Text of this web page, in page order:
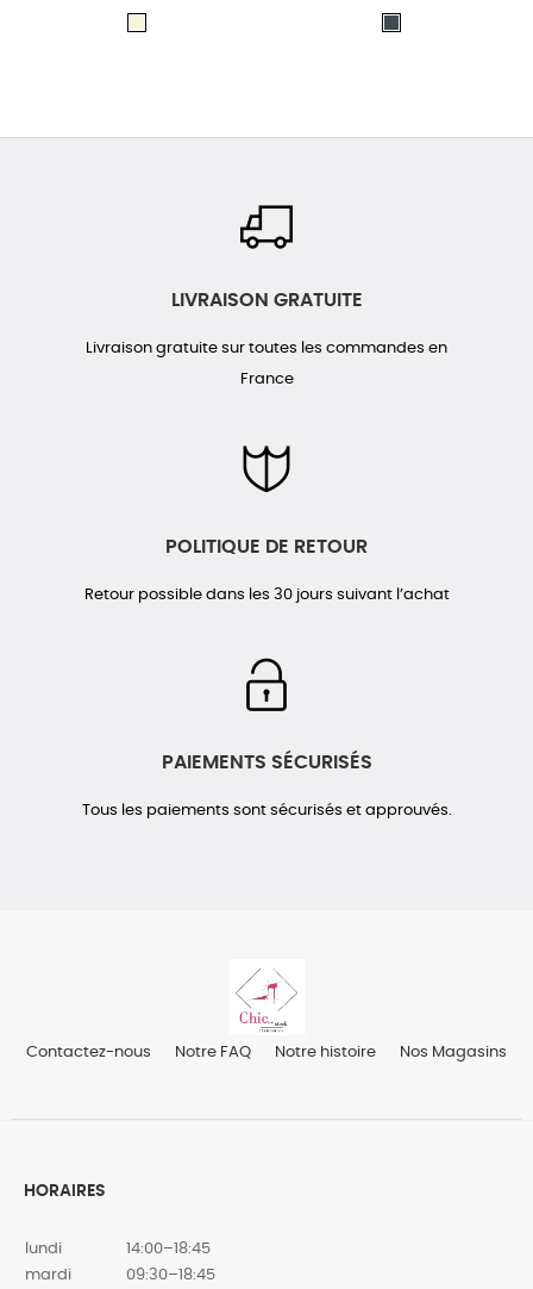
LIVRAISON GRATUITE
Livraison gratuite sur toutes les commandes en
France
POLITIQUE DE RETOUR
Retour possible dans les 30 jours suivant l’achat
PAIEMENTS SÉCURISÉS
Tous les paiements sont sécurisés et approuvés.
Contactez-nous Notre FAQ Notre histoire Nos Magasins
HORAIRES
lundi
14:00–18:45
mardi
09:30–18:45